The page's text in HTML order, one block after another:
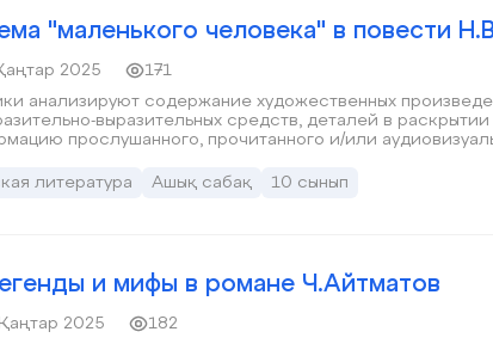
"маленького человека" в повести
2025
171
анализируют содержание художественных
выразительных средств, деталей в раскрытии основной мысли излагают сжато
прочитанного и/или аудиовизуального текста, сохраняя основную мысль и
литература
Ашық сабақ 10 сынып
и мифы в романе Ч.Айтматов
2025
182